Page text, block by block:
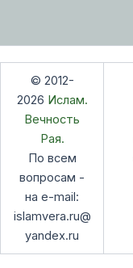
© 2012-
2026 Ислам.
Вечность
Рая.
По всем
вопросам -
на e-mail:
islamvera.ru@
yandex.ru